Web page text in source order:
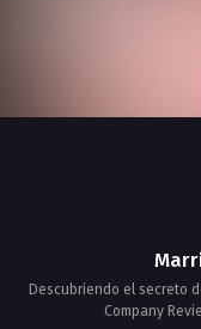
Descubriendo el secreto
Company